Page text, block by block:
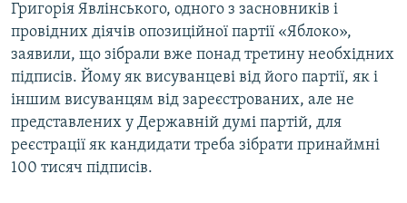
Григорія Явлінського, одного з засновників і
провідних діячів опозиційної партії «Яблоко»,
заявили, що зібрали вже понад третину необхідних
підписів. Йому як висуванцеві від його партії, як і
іншим висуванцям від зареєстрованих, але не
представлених у Державній думі партій, для
реєстрації як кандидати треба зібрати принаймні
100 тисяч підписів.